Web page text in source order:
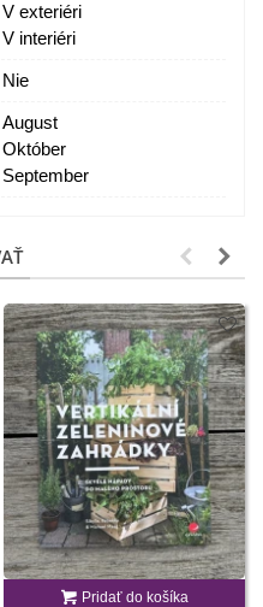
V exteriéri
V interiéri
Nie
August
Október
September
Pridať do košíka